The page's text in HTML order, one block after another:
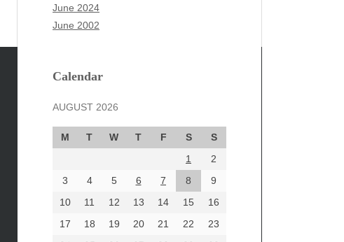
June 2024
June 2002
Calendar
AUGUST 2026
M T W T F S
S
1
2
3
4 5 6 7 8
9
10
11 12 13 14 15
16
17
18 19 20 21 22
23